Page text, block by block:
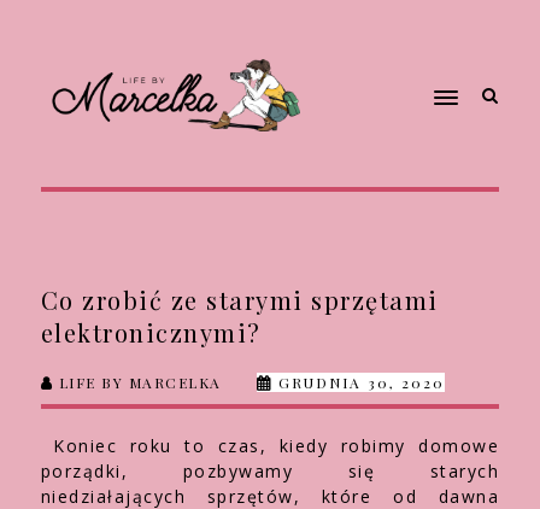
Co zrobić ze starymi sprzętami
elektronicznymi?
LIFE BY MARCELKA GRUDNIA 30, 2020
Koniec roku to czas, kiedy robimy domowe
porządki, pozbywamy się starych
niedziałających sprzętów, które od dawna